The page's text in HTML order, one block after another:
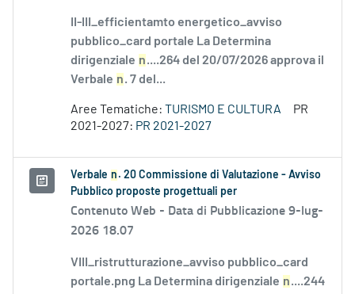
II-III_efficientamto energetico_avviso
pubblico_card portale La Determina
dirigenziale n....264 del 20/07/2026 approva il
Verbale n. 7 del...
Aree Tematiche: TURISMO E CULTURA
PR
2021-2027: PR 2021-2027
Verbale n . 20 Commissione di Valutazione - Avviso
Pubblico proposte progettuali per
Contenuto Web - Data di Pubblicazione 9-lug-
2026 18.07
VIII_ristrutturazione_avviso pubblico_card
portale.png La Determina dirigenziale n....244